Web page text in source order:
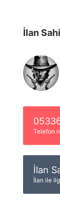
İlan
Telefon
İlan
İlan ile